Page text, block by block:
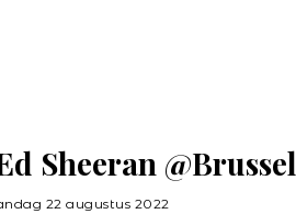
Sheeran @Brussel
22 augustus 2022